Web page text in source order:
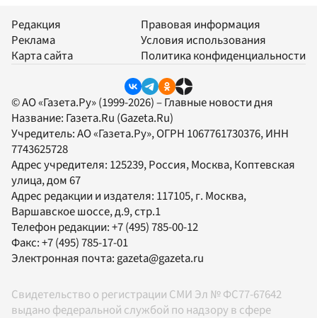
Редакция
Реклама
Карта сайта
Правовая информация
Условия использования
Политика конфиденциальности
© АО «Газета.Ру» (1999-2026) – Главные новости дня
Название: Газета.Ru (Gazeta.Ru)
Учредитель:АО «Газета.Ру», ОГРН 1067761730376, ИНН
7743625728
Адрес учредителя: 125239, Россия, Москва, Коптевская
улица, дом 67
Адрес редакции и издателя: 117105, г. Москва,
Варшавское шоссе, д.9, стр.1
Телефон редакции:+7 (495) 785-00-12
Факс:+7 (495) 785-17-01
Электронная почта:gazeta@gazeta.ru
Свидетельство о регистрации СМИ Эл № ФС77-67642
выдано федеральной службой по надзору в сфере